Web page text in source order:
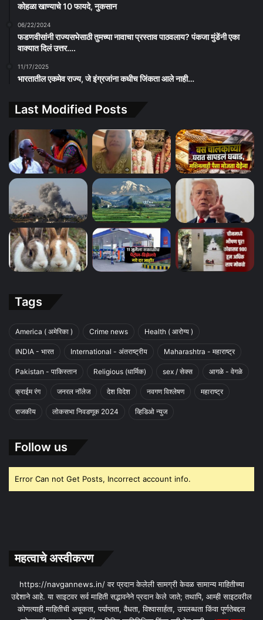
कोहळा खाण्याचे 10 फायदे, नुकसान
06/22/2024
फडणवीसांनी राज्यसभेसाठी तुमच्या नावाचा प्रस्ताव पाठवलाय? पंकजा मुंडेंनी एका
वाक्यात दिलं उत्तर….
11/17/2025
भारतातील एकमेव राज्य, जे इंग्रजांना कधीच जिंकता आले नाही…
Last Modified Posts
Tags
America ( अमेरिका ) Crime news Health ( आरोग्य )
INDIA - भारत International - अंतराष्ट्रीय Maharashtra - महाराष्ट्र
Pakistan - पाकिस्तान Religious (धार्मिक) sex / सेक्स आगळे - वेगळे
क्राईम रंग जनरल नॉलेज देश विदेश नवगण विश्लेषण महाराष्ट्र
राजकीय लोकसभा निवडणूक 2024 व्हिडिओ न्युज
Follow us
Error Can not Get Posts, Incorrect account info.
महत्वाचे अस्वीकरण
https://navgannews.in/ वर प्रदान केलेली सामग्री केवळ सामान्य माहितीच्या
उद्देशाने आहे. या साइटवर सर्व माहिती सद्भावनेने प्रदान केले जाते; तथापि, आम्ही साइटवरील
कोणत्याही माहितीची अचूकता, पर्याप्तता, वैधता, विश्वासार्हता, उपलब्धता किंवा पूर्णतेबद्दल